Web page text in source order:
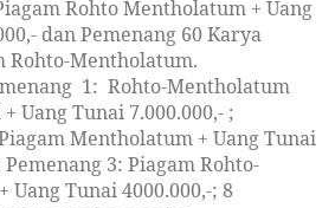
Rohto Mentholatum + Uang
dan Pemenang 60 Karya
Rohto-Mentholatum.
1: Rohto-Mentholatum
Uang Tunai 7.000.000,- ;
Mentholatum + Uang Tunai
Pemenang 3: Piagam Rohto-
Uang Tunai 4000.000,-; 8